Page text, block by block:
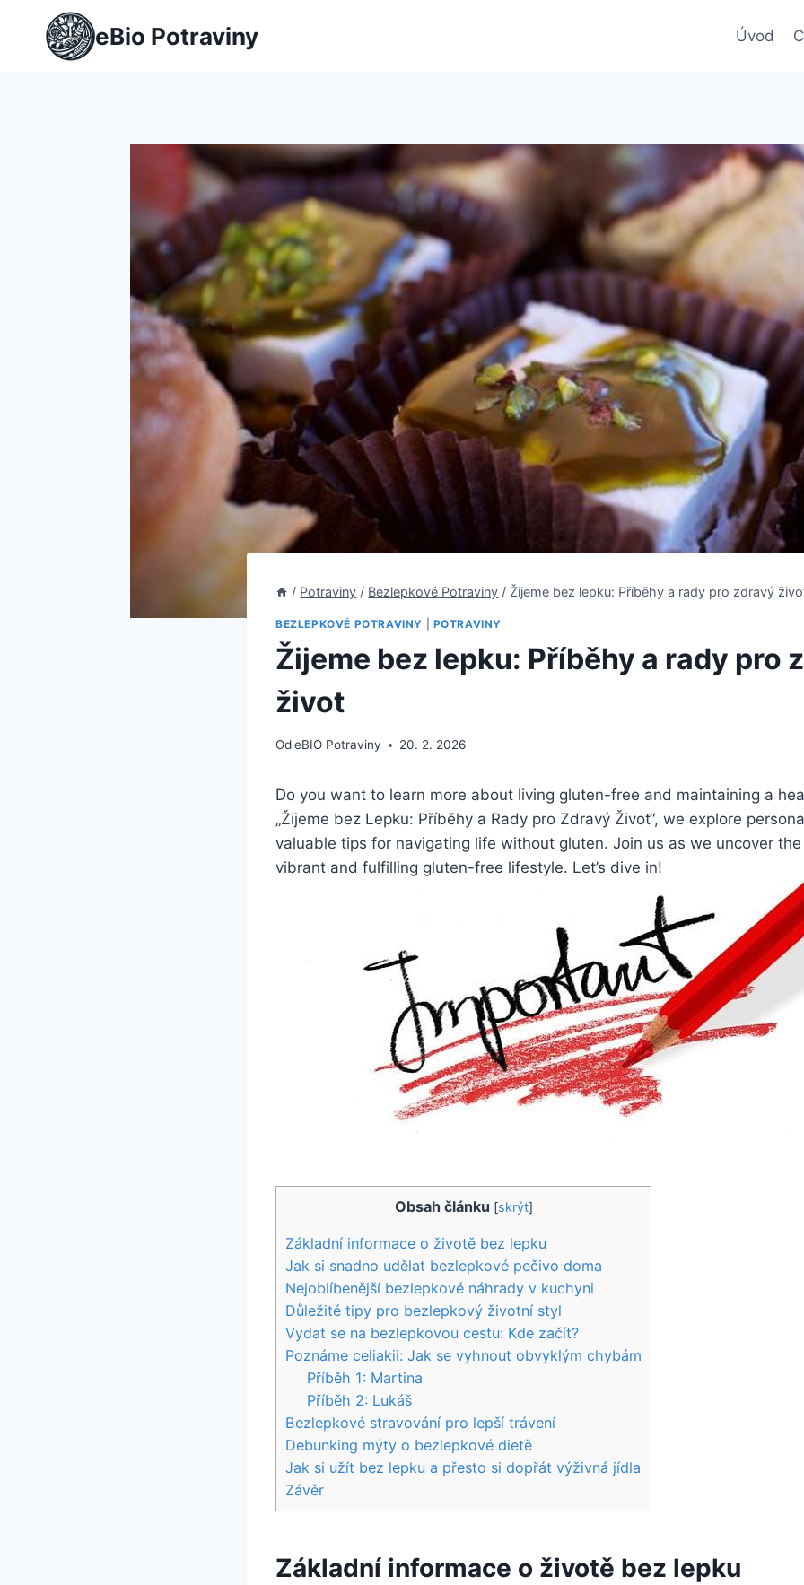
Přeskočit
eBio Potraviny Úvod
/ Potraviny / Bezlepkové Potraviny / Žijeme bez lepku: Příběhy a rady pro zdravý
BEZLEPKOVÉ POTRAVINY POTRAVINY
Žijeme bez lepku: Příběhy a rady pro
život
OdeBIO Potraviny 20. 2. 2026
Do you want to learn more about living gluten-free and maintaining a
„Žijeme bez Lepku: Příběhy a Rady pro Zdravý Život“, we explore
valuable tips for navigating life without gluten. Join us as we uncover
vibrant and fulfilling gluten-free lifestyle. Let’s dive in!
Obsah článku [skrýt]
Základní informace o životě bez lepku
Jak si snadno udělat bezlepkové pečivo doma
Nejoblíbenější bezlepkové náhrady v kuchyni
Důležité tipy pro bezlepkový životní styl
Vydat se na bezlepkovou cestu: Kde začít?
Poznáme celiakii: Jak se vyhnout obvyklým chybám
Příběh 1: Martina
Příběh 2: Lukáš
Bezlepkové stravování pro lepší trávení
Debunking mýty o bezlepkové dietě
Jak si užít bez lepku a přesto si dopřát výživná jídla
Závěr
Základní informace o životě bez lepku